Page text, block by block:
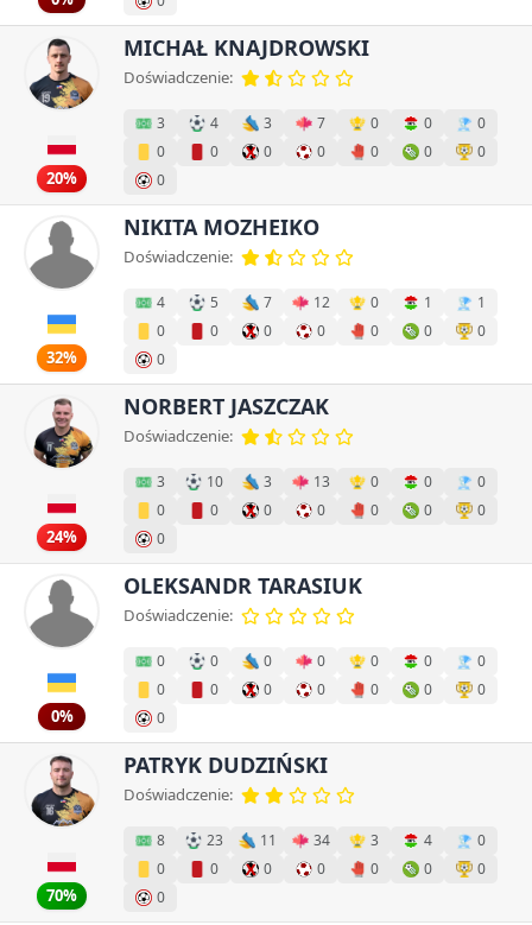
20%
MICHAŁ KNAJDROWSKI
Doświadczenie:
3 4 3 7 0 0
0
0
0 0 0 0 0
0
0
32%
NIKITA MOZHEIKO
Doświadczenie:
4 5 7 12 0 1
1
0
0 0 0 0 0
0
0
24%
NORBERT JASZCZAK
Doświadczenie:
3 10 3 13 0 0
0
0
0 0 0 0 0
0
0
0%
OLEKSANDR TARASIUK
Doświadczenie:
0 0 0 0 0 0
0
0
0 0 0 0 0
0
0
70%
PATRYK DUDZIŃSKI
Doświadczenie:
8 23 11 34 3 4
0
0
0 0 0 0 0
0
0